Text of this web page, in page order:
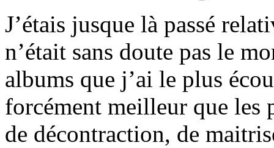
J’étais jusque là passé
n’était sans doute pas le
albums que j’ai le plus
forcément meilleur que les
de décontraction, de